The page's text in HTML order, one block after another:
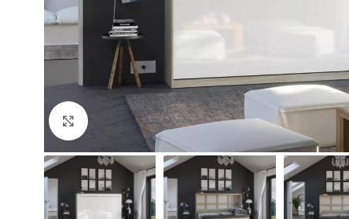
Click to enlarge